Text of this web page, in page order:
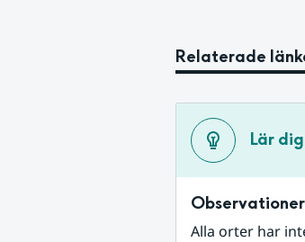
Relaterade
Lär
Alla orter har